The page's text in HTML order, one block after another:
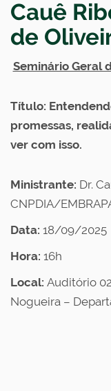
Cauê
de
Seminário Geral
Título:
promessas,
ver com isso.
Ministrante: Dr.
CNPDIA/
Data: 18/09/2025
Hora: 16h
Local: Auditório
Nogueira –